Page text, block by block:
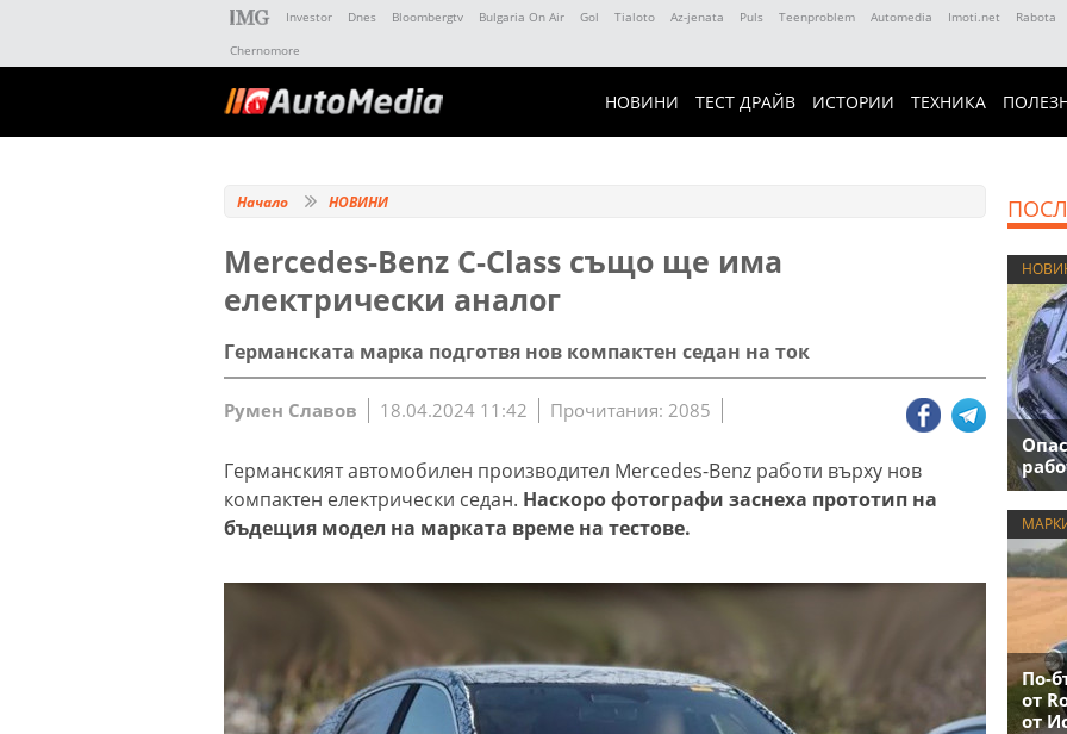
Investor Dnes Bloombergtv Bulgaria On Air Gol Tialoto Az-jenata Puls Teenproblem Automedia Imoti.net Rabota
Chernomore
НОВИНИ ТЕСТ ДРАЙВ ИСТОРИИ ТЕХНИКА
Начало НОВИНИ
Mercedes-Benz C-Class също ще има
електрически аналог
Германската марка подготвя нов компактен седан на ток
Румен Славов 18.04.2024 11:42 Прочитания: 2085
Германският автомобилен производител Mercedes-Benz работи върху нов
компактен електрически седан. Наскоро фотографи заснеха прототип на
бъдещия модел на марката време на тестове.
По-
от
от